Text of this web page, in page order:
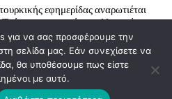
εφημερίδας αναρωτιέται
Τούρκοι προτιμούν τα ελληνικά
διακοπές
more
για να σας προσφέρουμε την
σελίδα μας. Εάν συνεχίσετε να
θα υποθέσουμε πως είστε
με αυτό.